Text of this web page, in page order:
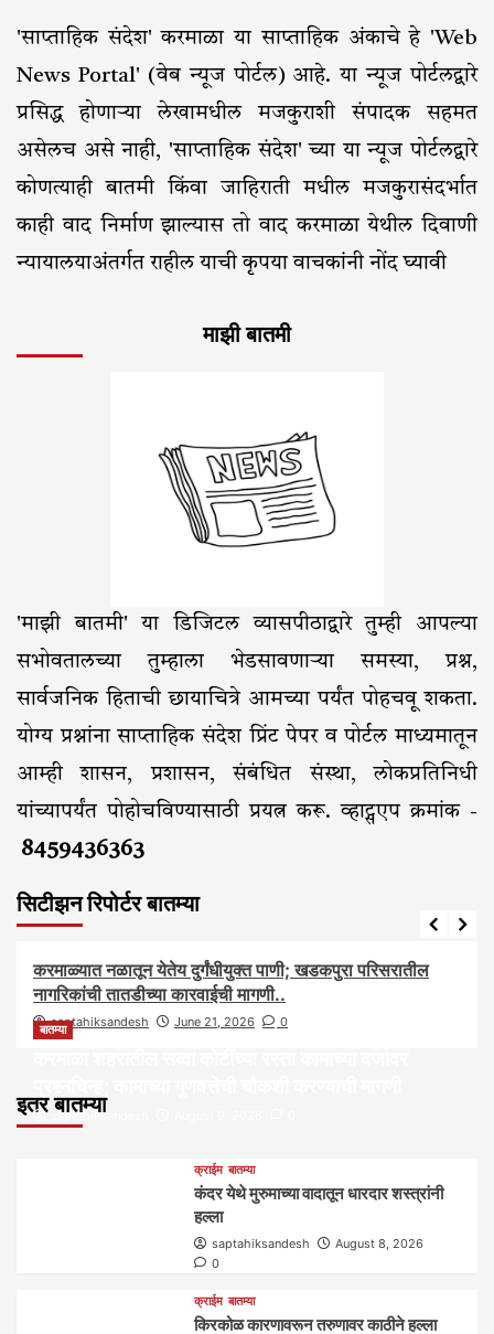
'साप्ताहिक संदेश' करमाळा या साप्ताहिक अंकाचे हे 'Web
News Portal' (वेब न्यूज पोर्टल) आहे. या न्यूज पोर्टलद्वारे
प्रसिद्ध होणाऱ्या लेखामधील मजकुराशी संपादक सहमत
असेलच असे नाही, 'साप्ताहिक संदेश' च्या या न्यूज पोर्टलद्वारे
कोणत्याही बातमी किंवा जाहिराती मधील मजकुरासंदर्भात
काही वाद निर्माण झाल्यास तो वाद करमाळा येथील दिवाणी
न्यायालयाअंतर्गत राहील याची कृपया वाचकांनी नोंद घ्यावी
माझी बातमी
'माझी बातमी' या डिजिटल व्यासपीठाद्वारे तुम्ही आपल्या
सभोवतालच्या तुम्हाला भेडसावणाऱ्या समस्या, प्रश्न,
सार्वजनिक हिताची छायाचित्रे आमच्या पर्यंत पोहचवू शकता.
योग्य प्रश्नांना साप्ताहिक संदेश प्रिंट पेपर व पोर्टल माध्यमातून
आम्ही शासन, प्रशासन, संबंधित संस्था, लोकप्रतिनिधी
यांच्यापर्यंत पोहोचविण्यासाठी प्रयत्न करू. व्हाट्सएप क्रमांक -
8459436363
सिटीझन रिपोर्टर बातम्या
आरोग्य आवाज जनतेचा बातम्या
करमाळ्यात नळातून येतेय दुर्गंधीयुक्त पाणी; खडकपुरा परिसरातील
नागरिकांची तातडीच्या कारवाईची मागणी..
saptahiksandesh June 21, 2026 0
इतर बातम्या
बातम्या
saptahiksandesh
क्राईम बातम्या
कंदर येथे मुरुमाच्या वादातून धारदार शस्त्रांनी
हल्ला
saptahiksandesh
August 8, 2026
0
क्राईम बातम्या
किरकोळ कारणावरून तरुणावर काठीने हल्ला